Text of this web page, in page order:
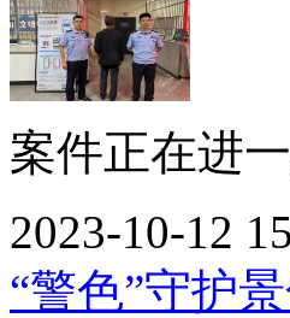
案件正在进
2023-10-12
“警色”守护